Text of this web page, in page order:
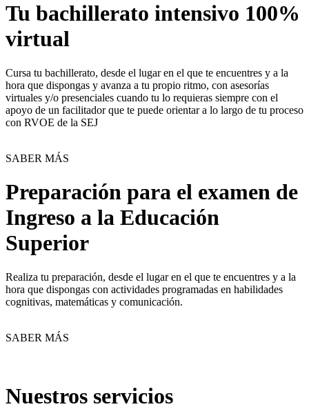
Tu bachillerato intensivo 100%
virtual
Cursa tu bachillerato, desde el lugar en el que te encuentres y a la
hora que dispongas y avanza a tu propio ritmo, con asesorías
virtuales y/o presenciales cuando tu lo requieras siempre con el
apoyo de un facilitador que te puede orientar a lo largo de tu proceso
con RVOE de la SEJ
SABER MÁS
Preparación para el examen de
Ingreso a la Educación
Superior
Realiza tu preparación, desde el lugar en el que te encuentres y a la
hora que dispongas con actividades programadas en habilidades
cognitivas, matemáticas y comunicación.
SABER MÁS
Nuestros servicios